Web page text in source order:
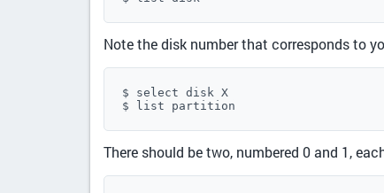
Note the disk number that corresponds to
$ select disk X
$ list partition
There should be two, numbered 0 and 1,